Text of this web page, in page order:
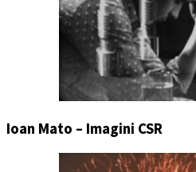
Ioan Mato – Imagini CSR